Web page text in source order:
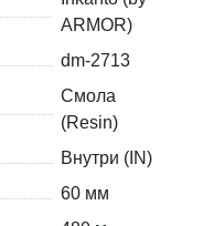
ARMOR)
dm-2713
Смола
(Resin)
Внутри (IN)
60 мм